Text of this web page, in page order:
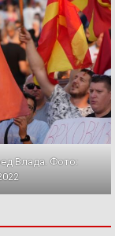
Влада. Фото: